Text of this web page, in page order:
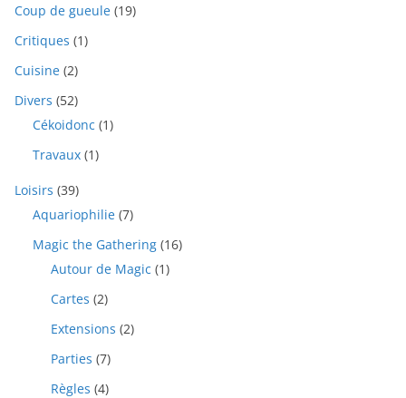
Coup de gueule (19)
Critiques (1)
Cuisine (2)
Divers (52)
Cékoidonc (1)
Travaux (1)
Loisirs (39)
Aquariophilie (7)
Magic the Gathering (16)
Autour de Magic (1)
Cartes (2)
Extensions (2)
Parties (7)
Règles (4)